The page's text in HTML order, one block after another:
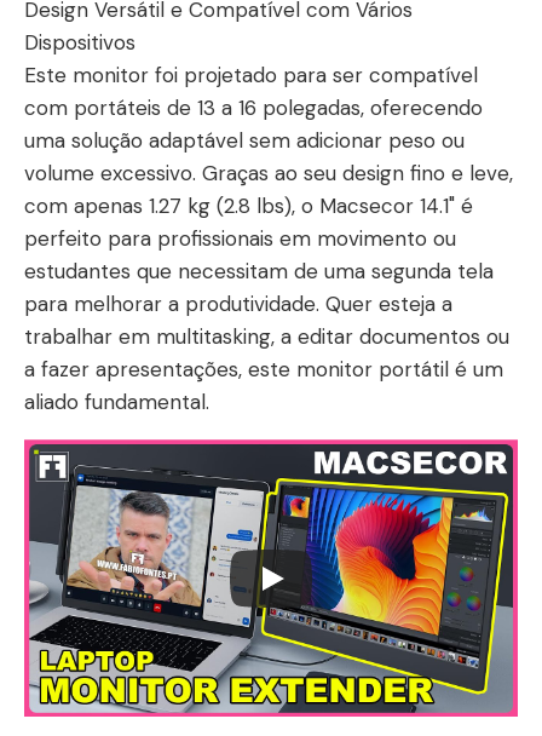
Design Versátil e Compatível com Vários
Dispositivos
Este monitor foi projetado para ser compatível
com portáteis de 13 a 16 polegadas, oferecendo
uma solução adaptável sem adicionar peso ou
volume excessivo. Graças ao seu design fino e leve,
com apenas 1.27 kg (2.8 lbs), o Macsecor 14.1" é
perfeito para profissionais em movimento ou
estudantes que necessitam de uma segunda tela
para melhorar a produtividade. Quer esteja a
trabalhar em multitasking, a editar documentos ou
a fazer apresentações, este monitor portátil é um
aliado fundamental.